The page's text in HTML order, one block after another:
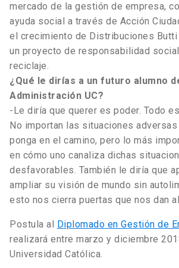
mercado de la gestión de empresa,
ayuda social a través de Acción
el crecimiento de Distribuciones
un proyecto de responsabilidad
reciclaje.
¿Qué le dirías a un futuro alumno
Administración UC?
-Le diría que querer es poder. Todo
No importan las situaciones
ponga en el camino, pero lo más
en cómo uno canaliza dichas
desfavorables. También le diría que
ampliar su visión de mundo sin
esto nos cierra puertas que nos dan
Postula al Diplomado en Gestión de
realizará entre marzo y diciembre
Universidad Católica.